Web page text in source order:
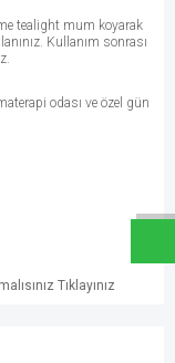
Tıklayınız
tealight mum koyarak
Kullanım sonrası
odası ve özel gün